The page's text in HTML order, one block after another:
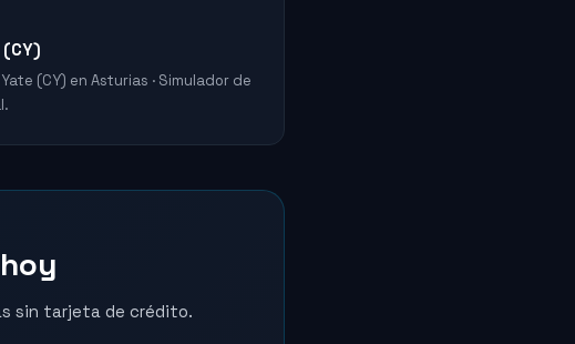
(CY) en Asturias · Simulador de
sin tarjeta de crédito.